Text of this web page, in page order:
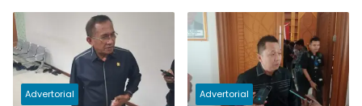
Advertorial Advertorial